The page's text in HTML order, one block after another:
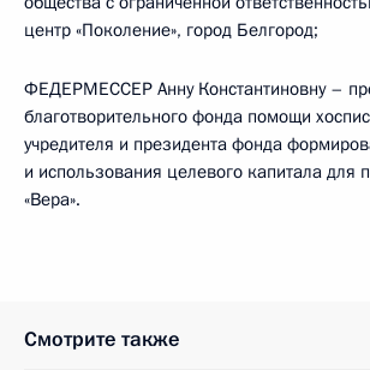
центр «Поколение», город Белгород;
ФЕДЕРМЕССЕР Анну Константиновну –
благотворительного фонда помощи
учредителя и президента фонда
и использования целевого капитала для
«Вера».
Смотрите также